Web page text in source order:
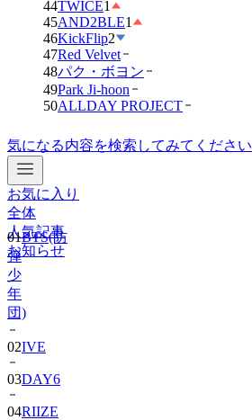
44TWICE1
45AND2BLE1
46KickFlip2
47Red Velvet
48パク・ボヨン
49Park Ji-hoon
50ALLDAY PROJECT
気になる内容を検索してみてください
お気に入り
全体
人気記事
お知らせ
01BTS(防
弾
少
年
団)
02 IVE
03DAY6
04RIIZE
05NCT